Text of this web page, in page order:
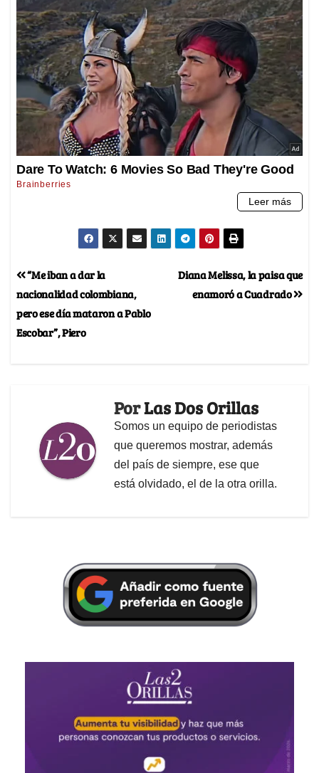
Diana Melissa, la paisa que
enamoró a Cuadrado
“Me iban a dar la
nacionalidad colombiana,
pero ese día mataron a Pablo
Escobar”, Piero
PorLas Dos Orillas
Somos un equipo de periodistas
que queremos mostrar, además
del país de siempre, ese que
está olvidado, el de la otra orilla.